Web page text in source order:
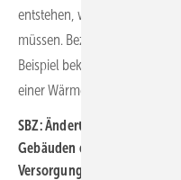
entstehen, werden die
müssen. Bezogen auf den
Beispiel bekannt, in dem
einer Wärmepumpe.
SBZ: Ändert sich die
Gebäuden eine zentrale
Versorgungsstruktur mit